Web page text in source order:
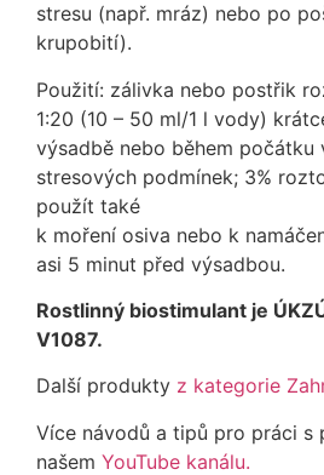
stresu (např. mráz) nebo po
krupobití).
Použití: zálivka nebo postřik
1:20 (10 – 50 ml/1 l vody)
výsadbě nebo během počátku
stresových podmínek; 3%
použít také
k moření osiva nebo k
asi 5 minut před výsadbou.
Rostlinný biostimulant je
V1087.
Další produkty z kategorie
Více návodů a tipů pro práci s
našem YouTube kanálu.